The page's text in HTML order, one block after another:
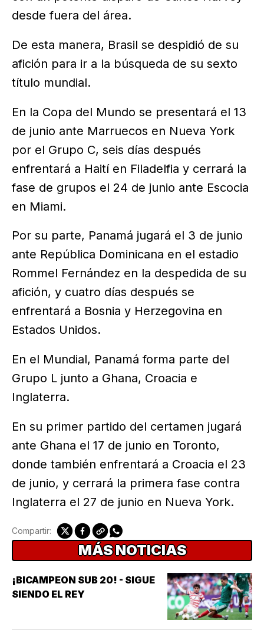
desde fuera del área.
De esta manera, Brasil se despidió de su
afición para ir a la búsqueda de su sexto
título mundial.
En la Copa del Mundo se presentará el 13
de junio ante Marruecos en Nueva York
por el Grupo C, seis días después
enfrentará a Haití en Filadelfia y cerrará la
fase de grupos el 24 de junio ante Escocia
en Miami.
Por su parte, Panamá jugará el 3 de junio
ante República Dominicana en el estadio
Rommel Fernández en la despedida de su
afición, y cuatro días después se
enfrentará a Bosnia y Herzegovina en
Estados Unidos.
En el Mundial, Panamá forma parte del
Grupo L junto a Ghana, Croacia e
Inglaterra.
En su primer partido del certamen jugará
ante Ghana el 17 de junio en Toronto,
donde también enfrentará a Croacia el 23
de junio, y cerrará la primera fase contra
Inglaterra el 27 de junio en Nueva York.
Compartir:
MÁS NOTICIAS
¡BICAMPEON SUB 20! - SIGUE
SIENDO EL REY